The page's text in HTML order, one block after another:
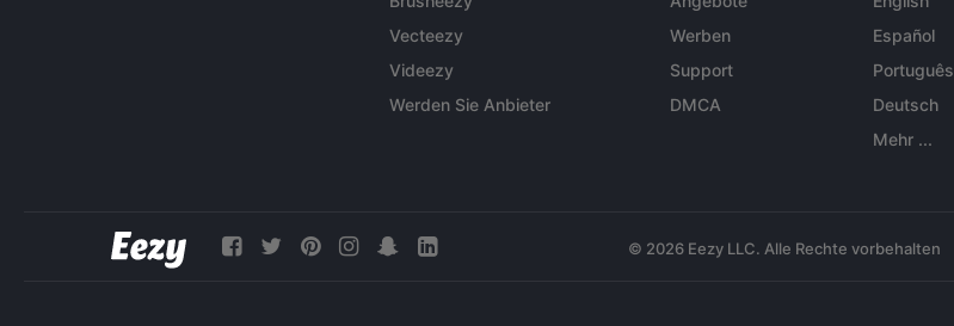
Vecteezy
Videezy
Werden Sie Anbieter
Werben
Support
DMCA
Español
Português
Deutsch
Mehr ...
© 2026 Eezy LLC. Alle Rechte vorbehalten